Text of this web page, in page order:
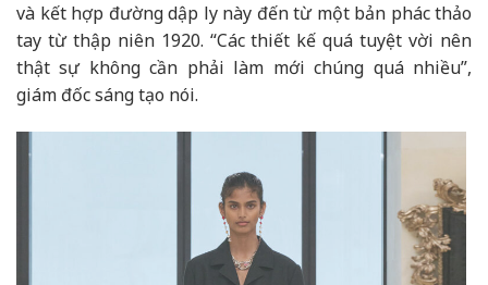
và kết hợp đường dập ly này đến từ một bản phác thảo
tay từ thập niên 1920. “Các thiết kế quá tuyệt vời nên
thật sự không cần phải làm mới chúng quá nhiều”,
giám đốc sáng tạo nói.